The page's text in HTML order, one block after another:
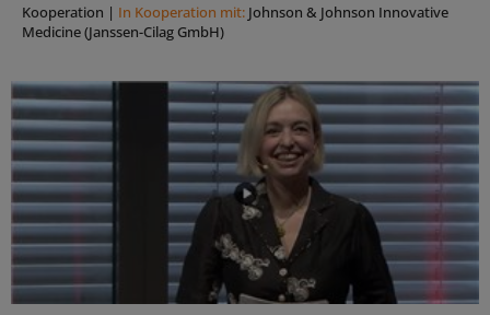
Kooperation | In Kooperation mit: Johnson & Johnson Innovative
Medicine (Janssen-Cilag GmbH)